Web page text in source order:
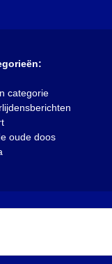
categorie
oude doos